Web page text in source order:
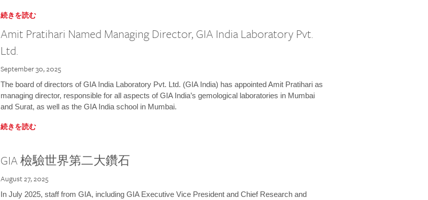
続きを読む
Amit Pratihari Named Managing Director, GIA India Laboratory Pvt.
Ltd.
September 30, 2025
The board of directors of GIA India Laboratory Pvt. Ltd. (GIA India) has appointed Amit Pratihari as
managing director, responsible for all aspects of GIA India’s gemological laboratories in Mumbai
and Surat, as well as the GIA India school in Mumbai.
続きを読む
GIA 檢驗世界第二大鑽石
August 27, 2025
In July 2025, staff from GIA, including GIA Executive Vice President and Chief Research and